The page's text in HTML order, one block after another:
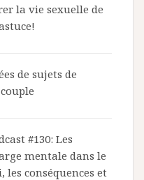
la vie sexuelle de
de sujets de
#130: Les
mentale dans le
conséquences et